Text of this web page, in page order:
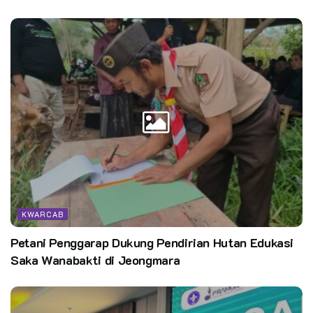
Kata Kunci: hari pramuka 2020
KWARCAB
Petani Penggarap Dukung Pendirian Hutan Edukasi
Saka Wanabakti di Jeongmara